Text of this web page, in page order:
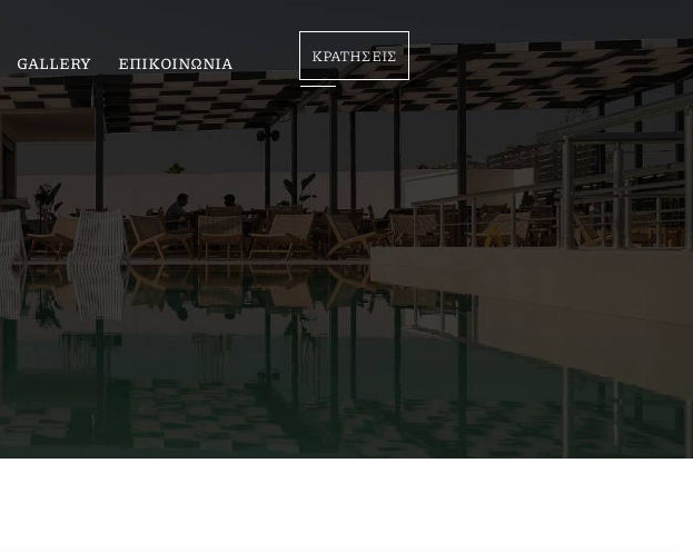
GALLERY ΕΠΙΚΟΙΝΩΝΙΑ ΚΡΑΤΗΣΕΙΣ